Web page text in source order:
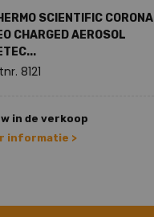
SCIENTIFIC CORONA
CHARGED AEROSOL
8121
in de verkoop
informatie >